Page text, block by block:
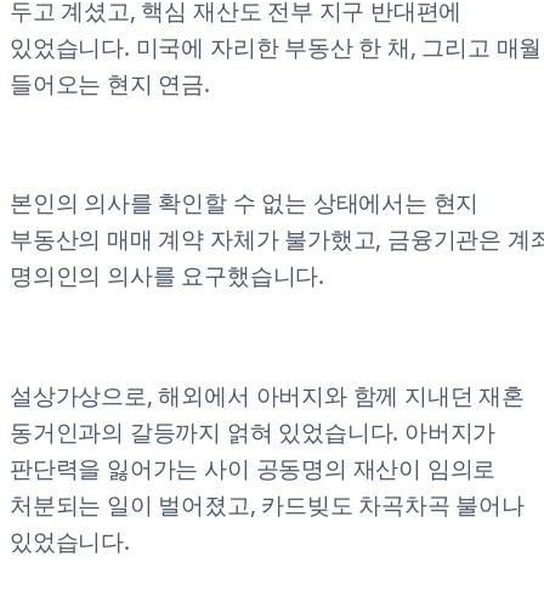
두고 계셨고, 핵심 재산도 전부 지구 반대편에
있었습니다. 미국에 자리한 부동산 한 채, 그리고 매월
들어오는 현지 연금.
본인의 의사를 확인할 수 없는 상태에서는 현지
부동산의 매매 계약 자체가 불가했고, 금융기관은 계
명의인의 의사를 요구했습니다.
설상가상으로, 해외에서 아버지와 함께 지내던 재혼
동거인과의 갈등까지 얽혀 있었습니다. 아버지가
판단력을 잃어가는 사이 공동명의 재산이 임의로
처분되는 일이 벌어졌고, 카드빚도 차곡차곡 불어나
있었습니다.